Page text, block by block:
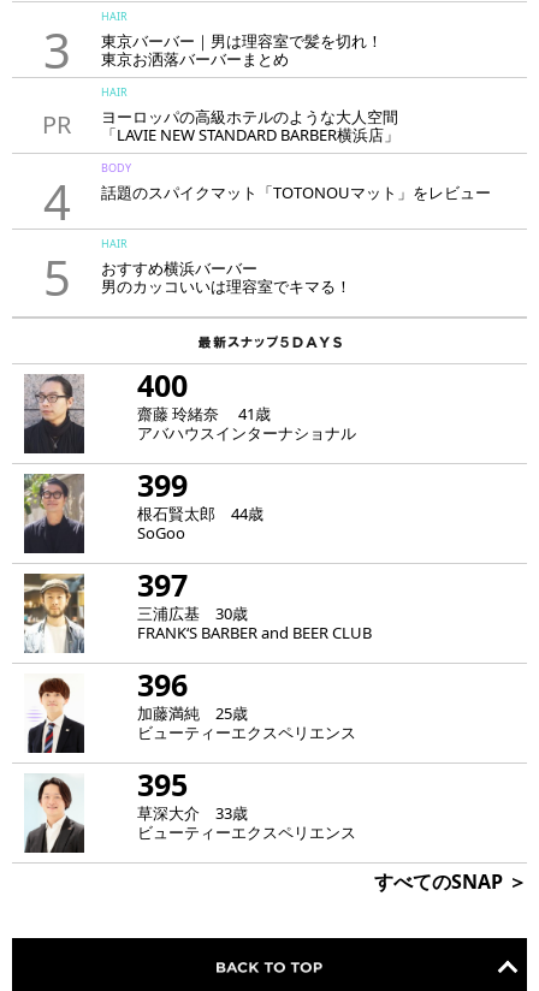
3
HAIR
東京バーバー｜男は理容室で髪を切れ！
東京お洒落バーバーまとめ
PR
HAIR
ヨーロッパの高級ホテルのような大人空間
「LAVIE NEW STANDARD BARBER横浜店」
4
BODY
話題のスパイクマット「TOTONOUマット」をレビュー
5
HAIR
おすすめ横浜バーバー
男のカッコいいは理容室でキマる！
400
齋藤 玲緒奈 41歳
アバハウスインターナショナル
399
根石賢太郎 44歳
SoGoo
397
三浦広基 30歳
FRANK‘S BARBER and BEER CLUB
396
加藤満純 25歳
ビューティーエクスペリエンス
395
草深大介 33歳
ビューティーエクスペリエンス
すべてのSNAP ＞